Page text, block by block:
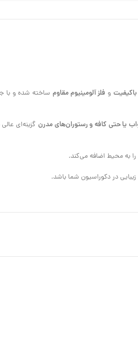
و فلز آلومینیوم مقاوم ساخته شده و با
یا حتی کافه و رستوران‌های مدرن گزینه‌ای